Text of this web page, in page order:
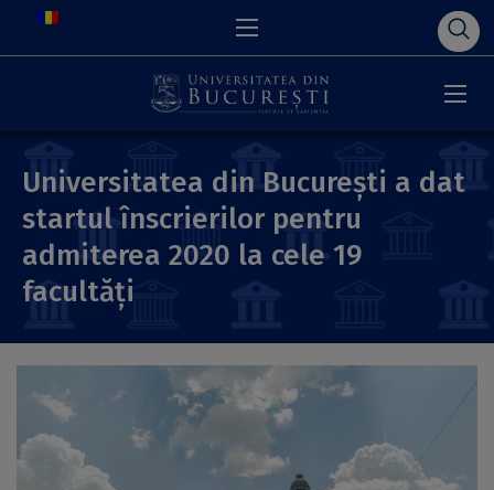
Universitatea din București a dat
startul înscrierilor pentru
admiterea 2020 la cele 19
facultăți